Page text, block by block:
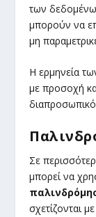
των
μπορούν να
μη
Η ερμηνεία
με προσοχή
Σε
μπορεί να
σχετίζονται